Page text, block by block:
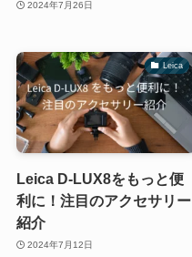
2024年7月26日
Leica
Leica D-LUX8をもっと便
利に！注目のアクセサリー
紹介
2024年7月12日